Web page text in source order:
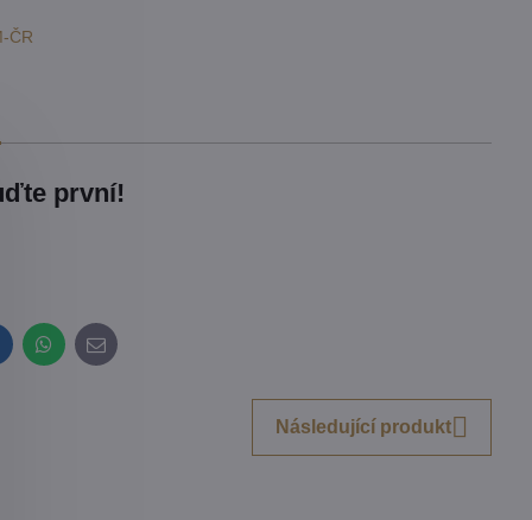
ČR
první!
WhatsApp
E-
mail
Následující produkt